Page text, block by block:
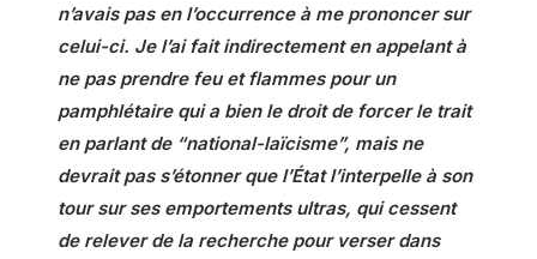
n’avais pas en l’occurrence à me prononcer sur
celui-ci. Je l’ai fait indirectement en appelant à
ne pas prendre feu et flammes pour un
pamphlétaire qui a bien le droit de forcer le trait
en parlant de “national-laïcisme”, mais ne
devrait pas s’étonner que l’État l’interpelle à son
tour sur ses emportements ultras, qui cessent
de relever de la recherche pour verser dans